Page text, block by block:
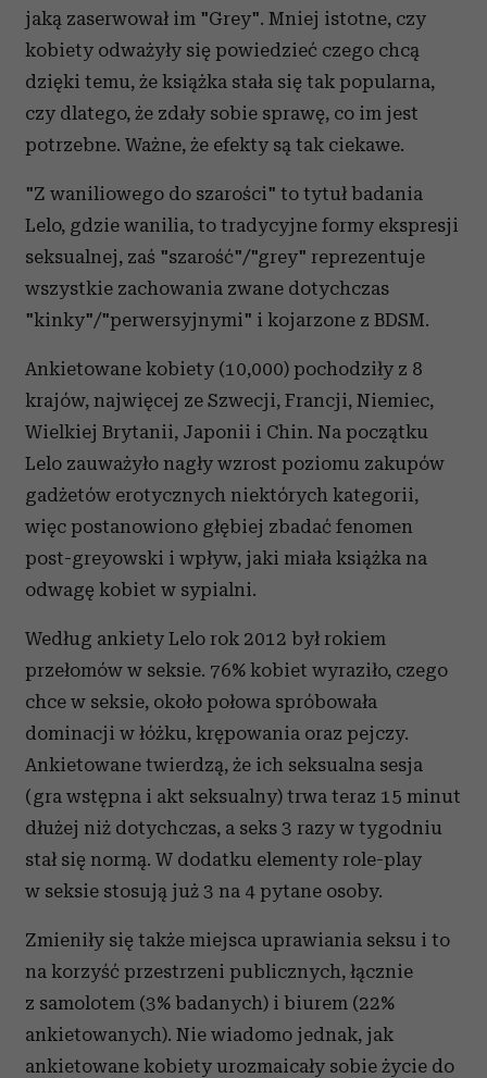
jaką zaserwował im "Grey". Mniej istotne, czy
kobiety odważyły się powiedzieć czego chcą
dzięki temu, że książka stała się tak popularna,
czy dlatego, że zdały sobie sprawę, co im jest
potrzebne. Ważne, że efekty są tak ciekawe.
"Z waniliowego do szarości" to tytuł badania
Lelo, gdzie wanilia, to tradycyjne formy ekspresji
seksualnej, zaś "szarość"/"grey" reprezentuje
wszystkie zachowania zwane dotychczas
"kinky"/"perwersyjnymi" i kojarzone z BDSM.
Ankietowane kobiety (10,000) pochodziły z 8
krajów, najwięcej ze Szwecji, Francji, Niemiec,
Wielkiej Brytanii, Japonii i Chin. Na początku
Lelo zauważyło nagły wzrost poziomu zakupów
gadżetów erotycznych niektórych kategorii,
więc postanowiono głębiej zbadać fenomen
post-greyowski i wpływ, jaki miała książka na
odwagę kobiet w sypialni.
Według ankiety Lelo rok 2012 był rokiem
przełomów w seksie. 76% kobiet wyraziło, czego
chce w seksie, około połowa spróbowała
dominacji w łóżku, krępowania oraz pejczy.
Ankietowane twierdzą, że ich seksualna sesja
(gra wstępna i akt seksualny) trwa teraz 15 minut
dłużej niż dotychczas, a seks 3 razy w tygodniu
stał się normą. W dodatku elementy role-play
w seksie stosują już 3 na 4 pytane osoby.
Zmieniły się także miejsca uprawiania seksu i to
na korzyść przestrzeni publicznych, łącznie
z samolotem (3% badanych) i biurem (22%
ankietowanych). Nie wiadomo jednak, jak
ankietowane kobiety urozmaicały sobie życie do